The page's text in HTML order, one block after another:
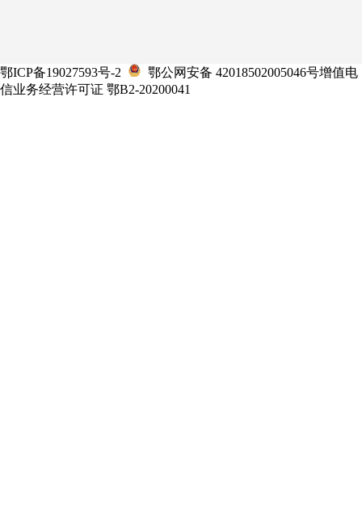
鄂ICP备19027593号-2
鄂公网安备 42018502005046号增值电
信业务经营许可证 鄂B2-20200041